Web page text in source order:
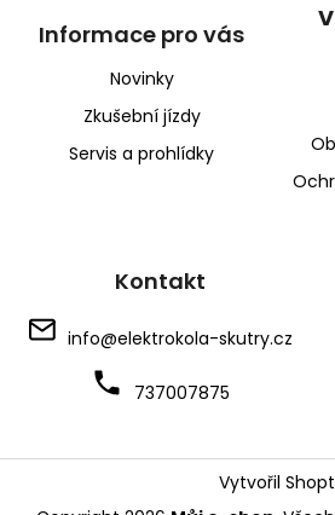
Informace pro vás
Novinky
Zkušební jízdy
Servis a prohlídky
Kontakt
info@elektrokola-skutry.cz
737007875
Vytvořil